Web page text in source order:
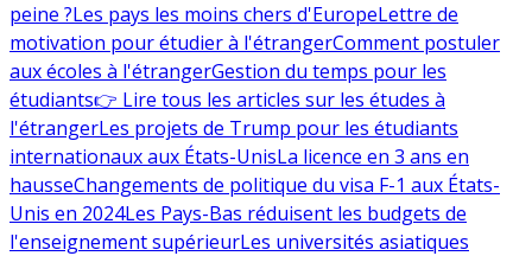
peine ?Les pays les moins chers d'EuropeLettre de
motivation pour étudier à l'étrangerComment postuler
aux écoles à l'étrangerGestion du temps pour les
étudiants👉 Lire tous les articles sur les études à
l'étrangerLes projets de Trump pour les étudiants
internationaux aux États-UnisLa licence en 3 ans en
hausseChangements de politique du visa F-1 aux États-
Unis en 2024Les Pays-Bas réduisent les budgets de
l'enseignement supérieurLes universités asiatiques